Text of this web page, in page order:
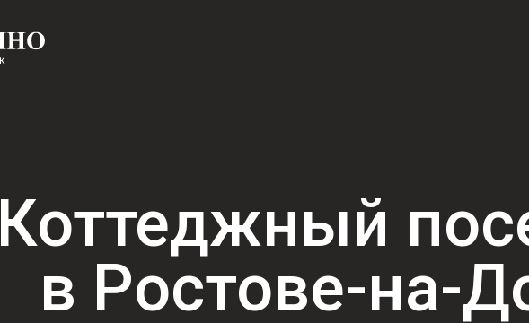
Коттеджный
в Ростове-на-